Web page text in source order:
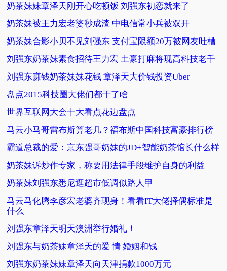
奶茶妹妹章泽天刚开心吃顿饭 刘强东初恋就来了
奶茶妹被王力宏老婆秒成渣 中电信常小兵被双开
奶茶妹合影小贝不见刘强东 支付宝限额20万被网友吐槽
刘强东奶茶妹素食招待王力宏 土豪打麻将现高科技老千
刘强东赚钱奶茶妹妹花钱 章泽天大价钱投资Uber
盘点2015科技圈大佬们都干了啥
世界互联网大会十大看点花边盘点
马云小马哥雷布斯算老几？福布斯中国科技富豪排行榜
霸道总裁的爱：京东强哥奶妹的JD+智能奶茶馆长什么样
奶茶妹诉炒作专家，称要用法律手段维护自身的利益
奶茶妹刘强东悉尼逛超市低调似路人甲
马云马化腾李彦宏老婆齐现身！看看IT大佬择偶标准是
什么
刘强东章泽天明天澳洲举行婚礼！
刘强东与奶茶妹章泽天的爱 情 婚姻和钱
刘强东奶茶妹妹章泽天向天津捐款1000万元